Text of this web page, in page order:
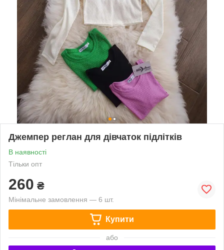
Джемпер реглан для дівчаток підлітків
В наявності
Тільки опт
260 ₴
Мінімальне замовлення — 6 шт.
Купити
або